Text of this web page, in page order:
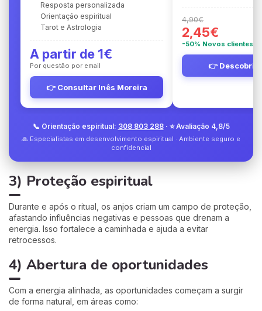
Resposta personalizada
Orientação espiritual
Tarot e Astrologia
A partir de 1€
Por questão por email
👉 Consultar Inês Moreira
4,90€
2,45€
-50% Novos clientes
👉 Descobrir
📞 Orientação espiritual: 308 803 288· ⭐ Avaliação 4,8/5
🙏 Especialistas em desenvolvimento espiritual · Ambiente seguro e
confidencial
3) Proteção espiritual
Durante e após o ritual, os anjos criam um campo de proteção,
afastando influências negativas e pessoas que drenam a
energia. Isso fortalece a caminhada e ajuda a evitar
retrocessos.
4) Abertura de oportunidades
Com a energia alinhada, as oportunidades começam a surgir
de forma natural, em áreas como: